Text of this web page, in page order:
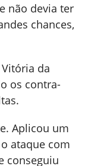
não devia ter
chances,
da
os contra-
Aplicou um
ataque com
conseguiu